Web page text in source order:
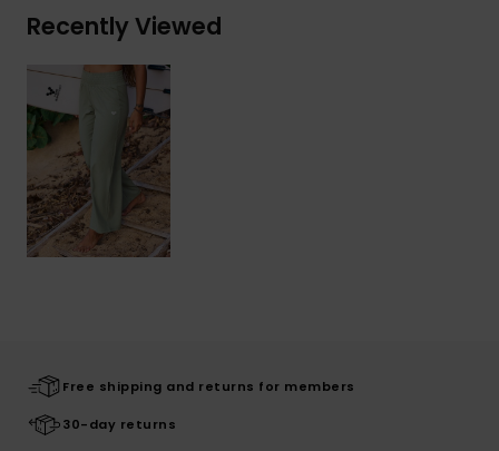
Recently Viewed
Free shipping and returns for members
30-day returns